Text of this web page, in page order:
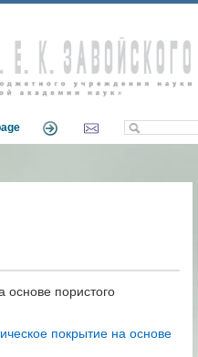
основе пористого
покрытие на основе